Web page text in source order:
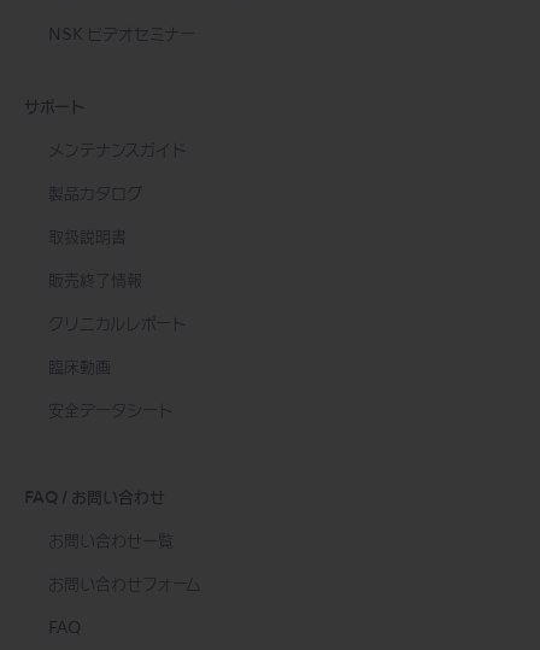
NSK ビデオセミナー
サポート
メンテナンスガイド
製品カタログ
取扱説明書
販売終了情報
クリニカルレポート
臨床動画
安全データシート
FAQ / お問い合わせ
お問い合わせ一覧
お問い合わせフォーム
FAQ